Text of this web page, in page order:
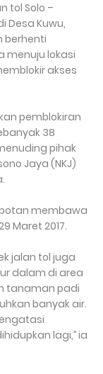
tol Solo –
Desa Kuwu,
berhenti
menuju lokasi
akses
pemblokiran
38
pihak
Jaya (NKJ)
membawa
Maret 2017.
jalan tol juga
dalam di area
tanaman padi
banyak air.
lagi,’’ ia